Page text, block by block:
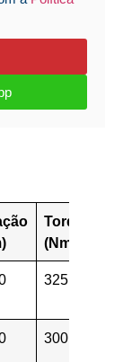
Torque
(Nm)
325
300